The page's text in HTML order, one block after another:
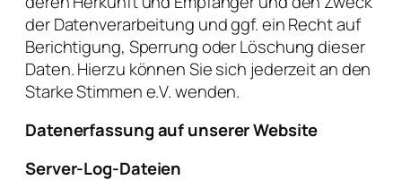
der Datenverarbeitung und ggf. ein Recht auf
Berichtigung, Sperrung oder Löschung dieser
Daten. Hierzu können Sie sich jederzeit an den
Starke Stimmen e.V. wenden.
Datenerfassung auf unserer Website
Server-Log-Dateien